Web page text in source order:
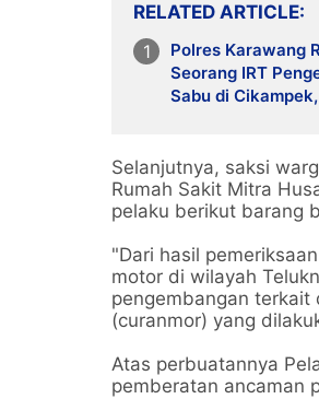
RELATED ARTICLE
Polres Karawang
Seorang IRT
Sabu di
Selanjutnya, saksi
Rumah Sakit Mitra
pelaku berikut barang
"Dari hasil
motor di wilayah
pengembangan terkait
(curanmor) yang
Atas perbuatannya
pemberatan ancaman